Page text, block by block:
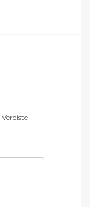
Vereiste